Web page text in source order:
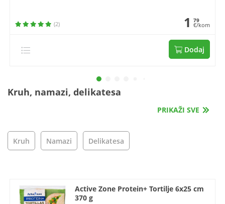
(2) 1 79
€/kom
Dodaj
Kruh, namazi, delikatesa
PRIKAŽI SVE
Kruh Namazi Delikatesa
Active Zone Protein+ Tortilje 6x25 cm
370 g